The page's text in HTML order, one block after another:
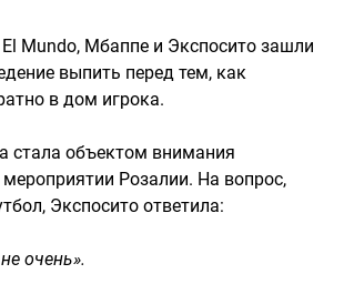
Mundo, Мбаппе и Экспосито зашли
выпить перед тем, как
в дом игрока.
стала объектом внимания
Розалии. На вопрос,
Экспосито ответила:
очень».